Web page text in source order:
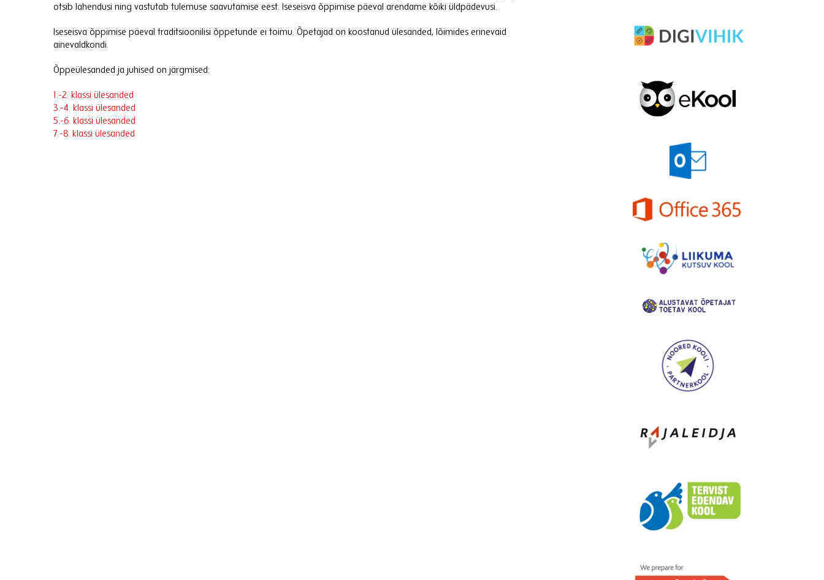
otsib lahendusi ning vastutab tulemuse saavutamise eest. Iseseisva õppimise päeval arendame kõiki üldpädevusi.
Iseseisva õppimise päeval traditsioonilisi õppetunde ei toimu. Õpetajad on koostanud ülesanded, lõimides erinevaid
ainevaldkondi.
Õppeülesanded ja juhised on järgmised:
1.-2. klassi ülesanded
3.-4. klassi ülesanded
5.-6. klassi ülesanded
7.-8. klassi ülesanded